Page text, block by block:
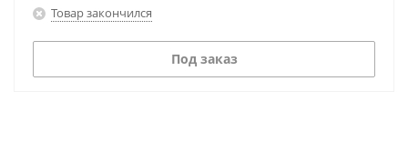
Товар закончился
Под заказ